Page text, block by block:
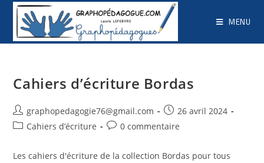
MENU
Cahiers d’écriture Bordas
graphopedagogie76@gmail.com
26 avril 2024
Cahiers d’écriture
0 commentaire
Les cahiers d'écriture de la collection Bordas pour tous